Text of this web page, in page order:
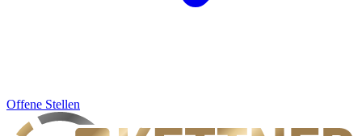
Offene Stellen